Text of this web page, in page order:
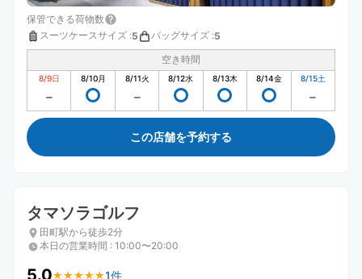
保管できる荷物数
スーツケースサイズ :5 バッグサイズ :5
空き時間
8/9日 8/10月 8/11火 8/12水 8/13木 8/14金 8/15土
この店舗を予約する
タマソラゴルフ
田町駅から徒歩2分
本日の営業時間 : 10:00〜20:00
5.0★ ★ ★ ★ ★
★ ★ ★ ★ ★1件